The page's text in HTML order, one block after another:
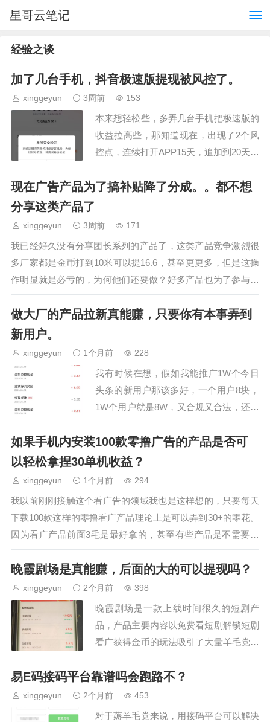
星哥云笔记
经验之谈
加了几台手机，抖音极速版提现被风控了。
xinggeyun 3周前 153
本来想轻松些，多弄几台手机把极速版的
收益拉高些，那知道现在，出现了2个风
控点，连续打开APP15天，追加到20天，
再最追加到30天，提现需要实名认证这两
个点把我整得很头痛，玩极速版我只是想
现在广告产品为了搞补贴降了分成。。都不想
分享这类产品了
xinggeyun 3周前 171
我已经好久没有分享团长系列的产品了，这类产品竞争激烈很
多厂家都是金币打到10米可以提16.6，甚至更更多，但是这操
作明显就是必亏的，为何他们还要做？好多产品也为了参与到
这场大补贴中，不惜降低用户获得的…
做大厂的产品拉新真能赚，只要你有本事弄到
新用户。
xinggeyun 1个月前 228
我有时候在想，假如我能推广1W个今日
头条的新用户那该多好，一个用户8块，
1W个用户就是8W，又合规又合法，还不
会跑路，你说这个钱是不是很扎实？一年
能推广1w新用户也可以上班一样。今日
头条是字节跳动的起…
如果手机内安装100款零撸广告的产品是否可
以轻松拿捏30单机收益？
xinggeyun 1个月前 294
我以前刚刚接触这个看广告的领域我也是这样想的，只要每天
下载100款这样的零撸看广产品理论上是可以弄到30+的零花。
因为看广产品前面3毛是最好拿的，甚至有些产品是不需要看
广告的，新手引导就给你3毛，进去…
晚霞剧场是真能赚，后面的大的可以提现吗？
xinggeyun 2个月前 398
晚霞剧场是一款上线时间很久的短剧产
品，产品主要内容以免费看短剧解锁短剧
看广获得金币的玩法吸引了大量羊毛党用
户。该产品我的所有手机都玩过，看广告
基本就是25左右的收益，有些用户比较担
心大额提现，其实大可…
易E码接码平台靠谱吗会跑路不？
xinggeyun 2个月前 453
对于薅羊毛党来说，用接码平台可以解决